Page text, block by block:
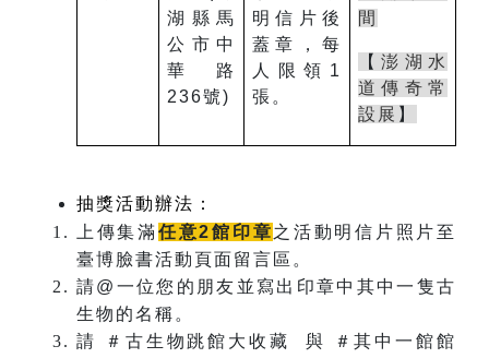
湖縣馬
公市中
華路
236號)
明信片後
蓋章，每
人限領 1
張。
間
【澎湖水
道傳奇常
設展 】
抽獎活動辦法：
上傳集滿任意2館印章之活動明信片照片至
臺博臉書活動頁面留言區。
請@ 一位您的朋友並寫出印章中其中一隻古
生物的名稱。
請
＃ 古生物跳館大收藏 與 ＃其中一館館